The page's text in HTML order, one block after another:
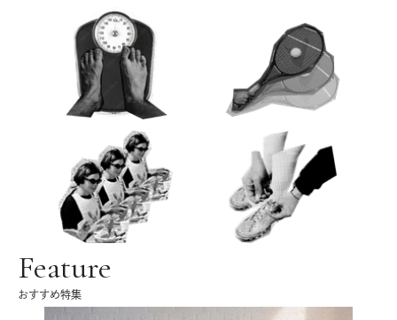
Feature
おすすめ特集